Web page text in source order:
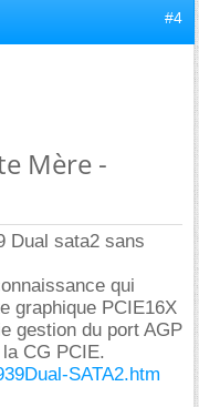
#4
Mère -
Dual sata2 sans
qui
graphique PCIE16X
gestion du port AGP
CG PCIE.
SATA2.htm